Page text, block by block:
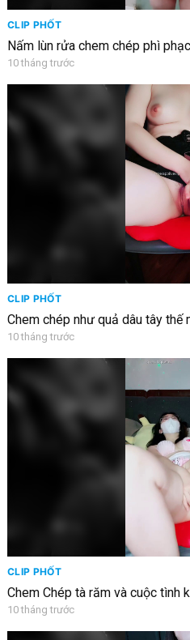
CLIP PHỐT
Nấm lùn rửa chem chép phì
10 tháng trước
CLIP PHỐT
Chem chép như quả dâu tây thế
10 tháng trước
CLIP PHỐT
Chem Chép tà răm và cuộc tình
10 tháng trước